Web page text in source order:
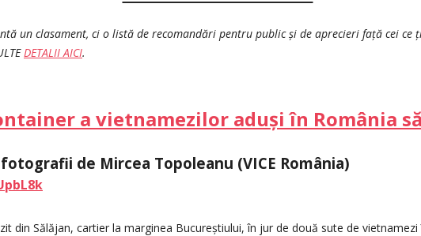
un clasament, ci o listă de recomandări pentru public și de aprecieri față cei ce
DETALII AICI.
a vietnamezilor aduși în România
de Mircea Topoleanu (VICE România)
din Sălăjan, cartier la marginea Bucureștiului, în jur de două sute de